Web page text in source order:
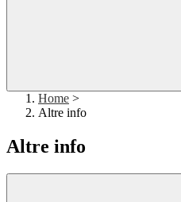
Home >
Altre info
Altre info